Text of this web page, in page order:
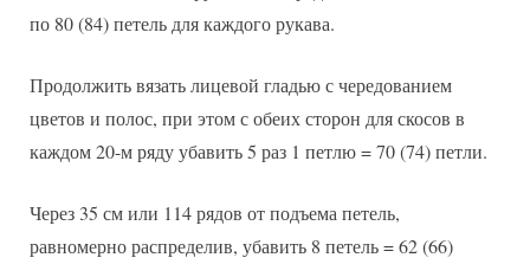
по 80 (84) петель для каждого рукава.
Продолжить вязать лицевой гладью с чередованием
цветов и полос, при этом с обеих сторон для скосов в
каждом 20-м ряду убавить 5 раз 1 петлю = 70 (74) петли.
Через 35 см или 114 рядов от подъема петель,
равномерно распределив, убавить 8 петель = 62 (66)